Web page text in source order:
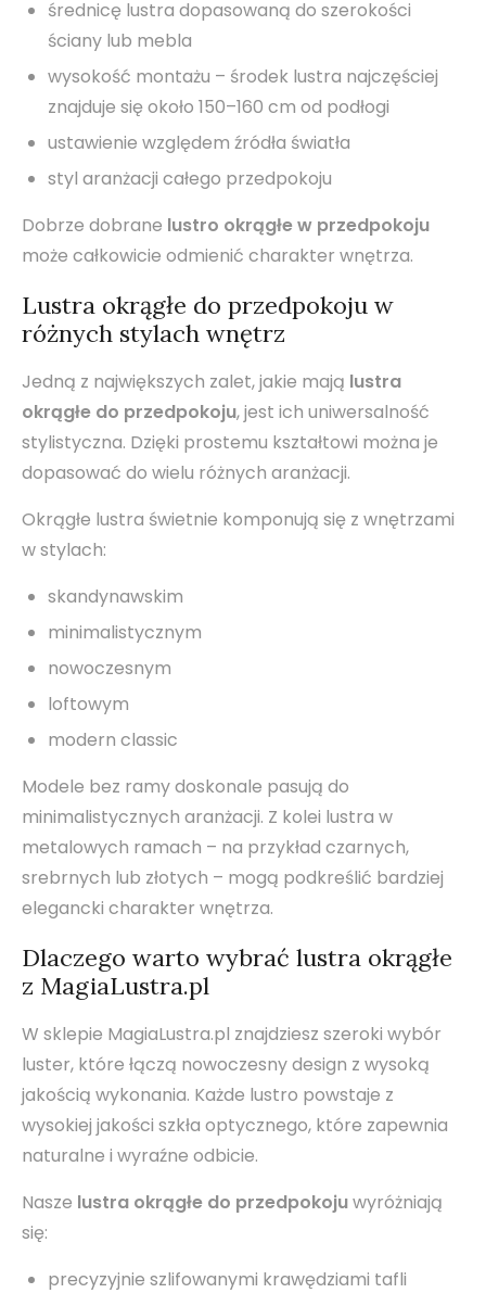
średnicę lustra dopasowaną do szerokości
ściany lub mebla
wysokość montażu – środek lustra najczęściej
znajduje się około 150–160 cm od podłogi
ustawienie względem źródła światła
styl aranżacji całego przedpokoju
Dobrze dobrane lustro okrągłe w przedpokoju
może całkowicie odmienić charakter wnętrza.
Lustra okrągłe do przedpokoju w
różnych stylach wnętrz
Jedną z największych zalet, jakie mają lustra
okrągłe do przedpokoju, jest ich uniwersalność
stylistyczna. Dzięki prostemu kształtowi można je
dopasować do wielu różnych aranżacji.
Okrągłe lustra świetnie komponują się z wnętrzami
w stylach:
skandynawskim
minimalistycznym
nowoczesnym
loftowym
modern classic
Modele bez ramy doskonale pasują do
minimalistycznych aranżacji. Z kolei lustra w
metalowych ramach – na przykład czarnych,
srebrnych lub złotych – mogą podkreślić bardziej
elegancki charakter wnętrza.
Dlaczego warto wybrać lustra okrągłe
z MagiaLustra.pl
W sklepie MagiaLustra.pl znajdziesz szeroki wybór
luster, które łączą nowoczesny design z wysoką
jakością wykonania. Każde lustro powstaje z
wysokiej jakości szkła optycznego, które zapewnia
naturalne i wyraźne odbicie.
Nasze lustra okrągłe do przedpokojuwyróżniają
się:
precyzyjnie szlifowanymi krawędziami tafli